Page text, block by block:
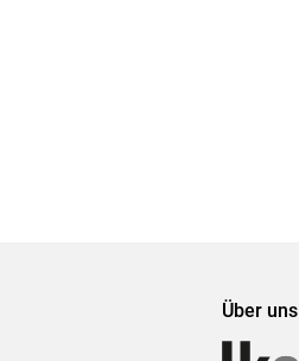
Über uns